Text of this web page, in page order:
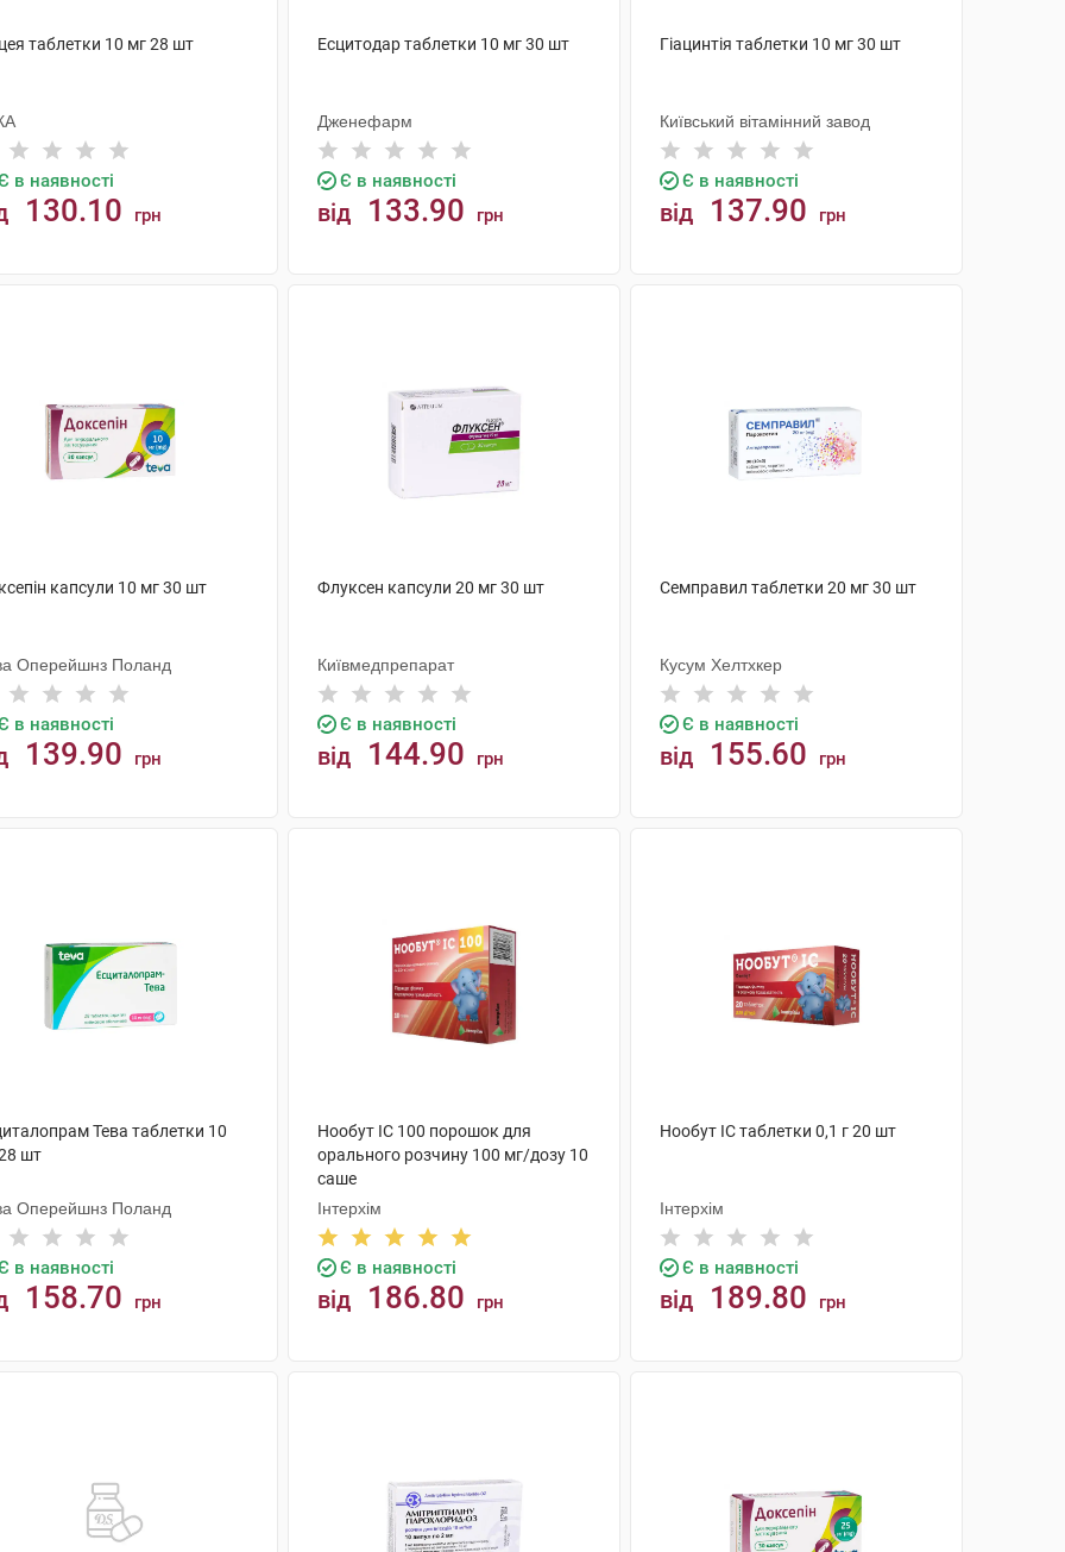
таблетки 10 мг 28 шт
в наявності
130.10 грн
Есцитодар таблетки 10 мг 30 шт
Дженефарм
Є в наявності
від 133.90 грн
Гіацинтія таблетки 10 мг 30 шт
Київський вітамінний завод
Є в наявності
від 137.90 грн
капсули 10 мг 30 шт
Оперейшнз Поланд
в наявності
139.90 грн
Флуксен капсули 20 мг 30 шт
Київмедпрепарат
Є в наявності
від 144.90 грн
Семправил таблетки 20 мг 30 шт
Кусум Хелтхкер
Є в наявності
від 155.60 грн
Тева таблетки 10
шт
Оперейшнз Поланд
в наявності
158.70 грн
Нообут ІС 100 порошок для
орального розчину 100 мг/дозу 10
саше
Інтерхім
Є в наявності
від 186.80 грн
Нообут ІС таблетки 0,1 г 20 шт
Інтерхім
Є в наявності
від 189.80 грн